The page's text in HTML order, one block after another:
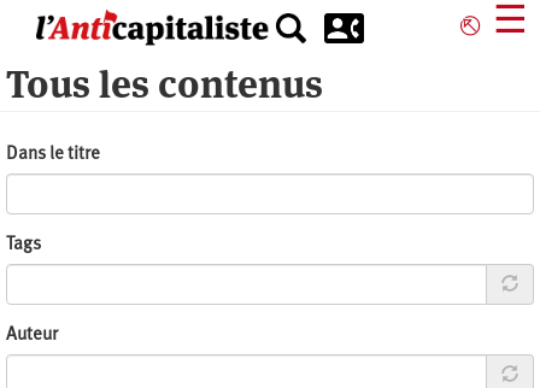
principal
⎋ ☰
Tous les contenus
Dans le titre
Tags
Auteur